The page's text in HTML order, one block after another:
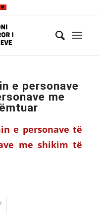
e personave
me
e personave të
me shikim të